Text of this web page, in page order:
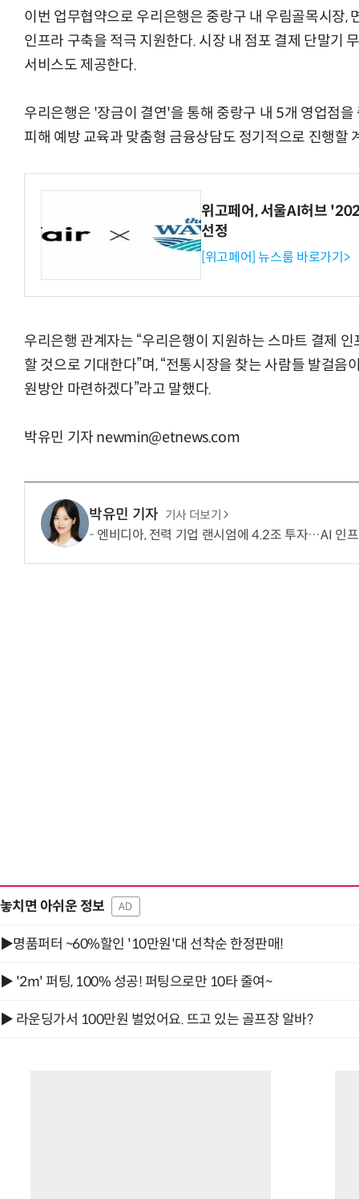
이번 업무협약으로 우리은행은 중랑구 내 우림골목시장,
인프라 구축을 적극 지원한다. 시장 내 점포 결제 단말기
서비스도 제공한다.
우리은행은 '장금이 결연'을 통해 중랑구 내 5개 영업점
피해 예방 교육과 맞춤형 금융상담도 정기적으로 진행할
위고페어, 서울AI허브
선정
[위고페어] 뉴스룸 바로가기>
우리은행 관계자는 “우리은행이 지원하는 스마트 결제
할 것으로 기대한다”며, “전통시장을 찾는 사람들 발걸음
원방안 마련하겠다”라고 말했다.
박유민 기자 newmin@etnews.com
박유민 기자 기사 더보기
엔비디아, 전력 기업 랜시엄에 4.2조 투자…AI 인
놓치면 아쉬운 정보 AD
▶명품퍼터 ~60%할인 '10만원'대 선착순 한정판매!
▶ '2m' 퍼팅, 100% 성공! 퍼팅으로만 10타 줄여~
▶ 라운딩가서 100만원 벌었어요. 뜨고 있는 골프장 알바?